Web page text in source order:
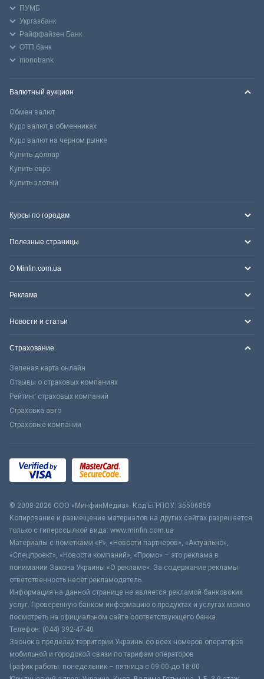
ПУМБ
Укргазбанк
Райффайзен Банк
ОТП банк
monobank
Валютный аукцион
Обмен валют
Курс валют в обменниках
Курс валют на черном рынке
Купить доллар
Купить евро
Купить злотый
Курсы по городам
Полезные страницы
О Minfin.com.ua
Реклама
Новости и статьи
Страхование
Зеленая карта онлайн
Отзывы о страховых компаниях
Рейтинг страховых компаний
Страховка авто
Страховые компании
© 2008-2026 ООО «МинфинМедиа». Код ЕГРПОУ: 35506859
Копирование и размещение материалов на других сайтах разрешается
только с гиперссылкой вида: www.minfin.com.ua
Материалы с пометками «Р», «Новости партнёров», «Актуально»,
«Спецпроект», «Новости компаний», «Промо» – это реклама в
понимании Закона Украины «О рекламе». За содержание рекламы
ответственность несёт рекламодатель.
Информация на данной странице не является рекламой банковских
услуг. Проверенную банком информацию о продуктах и услугах можно
посмотреть на официальном сайте соответствующего банка.
Телефон: (044) 392-47-40
Звонок в пределах территории Украины со всех номеров операторов
мобильной и городской связи по тарифам операторов
График работы: понедельник – пятница с 09:00 до 18:00